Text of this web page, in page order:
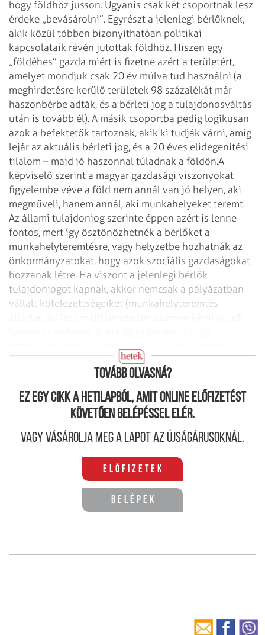
hogy földhöz jusson. Ugyanis csak két csoportnak lesz
érdeke „bevásárolni”. Egyrészt a jelenlegi bérlőknek,
akik közül többen bizonyíthatóan politikai
kapcsolataik révén jutottak földhöz. Hiszen egy
„földéhes” gazda miért is fizetne azért a területért,
amelyet mondjuk csak 20 év múlva tud használni (a
meghirdetésre kerülő területek 98 százalékát már
haszon­bérbe adták, és a bérleti jog a tulajdonosváltás
után is tovább él). A másik csoportba pedig logikusan
azok a befektetők tartoznak, akik ki tudják várni, amíg
lejár az aktuális bérleti jog, és a 20 éves elidegenítési
tilalom – majd jó haszonnal túladnak a földön.A
képviselő szerint a magyar gazdasági viszonyokat
figyelembe véve a föld nem annál van jó helyen, aki
megműveli, hanem annál, aki munkahelyeket teremt.
Az állami tulajdonjog szerinte éppen azért is lenne
fontos, mert így ösztönöz­hetnék a bérlőket a
munkahelyteremtés­re, vagy helyzetbe hozhatnák az
önkormányzatokat, hogy azok szociális gazdaságokat
hozzanak létre. Ha viszont a jelenlegi bérlők
tulajdonjogot kapnak, akkor nemcsak a pályázatban
vállalt kötelezettségeiket (munkahelyteremtés,
kevesebb munkaerővel működjön.
Tovább olvasná?
Ez egy cikk a hetilapból, amit online előfizetést
követően belépéssel elér.
Vagy vásárolja meg a lapot az újságárusoknál.
Előfizetek
Belépek